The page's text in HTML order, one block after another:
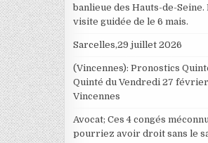
banlieue des Hauts-de-
visite guidée de le 6 mais.
Sarcelles,29 juillet 2026
(Vincennes): Pronostics
Quinté du Vendredi 27
Vincennes
Avocat; Ces 4 congés
pourriez avoir droit sans le